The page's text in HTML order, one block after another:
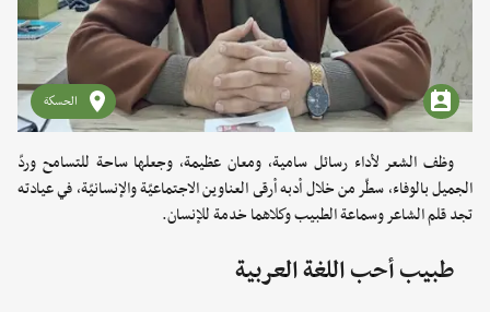
الحسكة
وظف الشعر لأداء رسائل سامية، ومعان عظيمة، وجعلها ساحة للتسامح وردّ
الجميل بالوفاء، سطّر من خلال أدبه أرقى العناوين الاجتماعيّة والإنسانيّة، في عيادته
تجد قلم الشاعر وسماعة الطبيب وكلاهما خدمة للإنسان.
طبيب أحب اللغة العربية